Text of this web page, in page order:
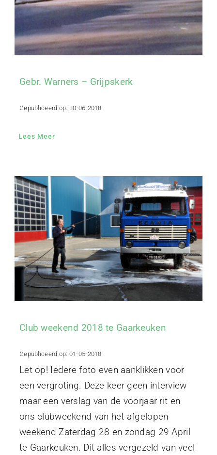
Gebr. Warners – Grijpskerk
Gepubliceerd op: 30-06-2018
Lees Meer
Club weekend 2018 te Gaarkeuken
Gepubliceerd op: 01-05-2018
Let op! Iedere foto even aanklikken voor
een vergroting. Deze keer geen interview
maar een verslag van de voorjaar rit en
ons clubweekend van het afgelopen
weekend Zaterdag 28 en zondag 29 April
te Gaarkeuken. Dit alles vergezeld van veel